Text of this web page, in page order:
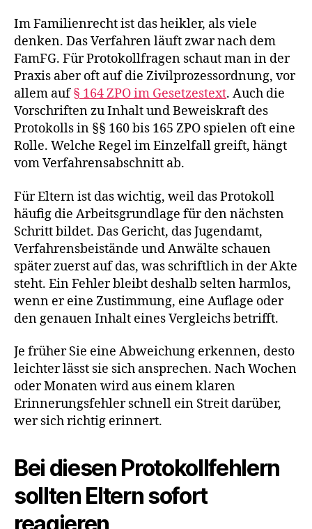
Im Familienrecht ist das heikler, als viele
denken. Das Verfahren läuft zwar nach dem
FamFG. Für Protokollfragen schaut man in der
Praxis aber oft auf die Zivilprozessordnung, vor
allem auf§ 164 ZPO im Gesetzestext. Auch die
Vorschriften zu Inhalt und Beweiskraft des
Protokolls in §§ 160 bis 165 ZPO spielen oft eine
Rolle. Welche Regel im Einzelfall greift, hängt
vom Verfahrensabschnitt ab.
Für Eltern ist das wichtig, weil das Protokoll
häufig die Arbeitsgrundlage für den nächsten
Schritt bildet. Das Gericht, das Jugendamt,
Verfahrensbeistände und Anwälte schauen
später zuerst auf das, was schriftlich in der Akte
steht. Ein Fehler bleibt deshalb selten harmlos,
wenn er eine Zustimmung, eine Auflage oder
den genauen Inhalt eines Vergleichs betrifft.
Je früher Sie eine Abweichung erkennen, desto
leichter lässt sie sich ansprechen. Nach Wochen
oder Monaten wird aus einem klaren
Erinnerungsfehler schnell ein Streit darüber,
wer sich richtig erinnert.
Bei diesen Protokollfehlern
sollten Eltern sofort